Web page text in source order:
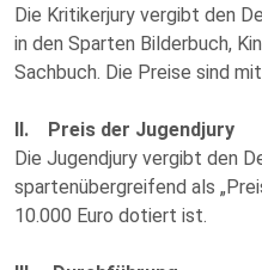
Die Kritikerjury vergibt den
in den Sparten Bilderbuch,
Sachbuch. Die Preise sind
II. Preis der Jugendjury
Die Jugendjury vergibt den
spartenübergreifend als
10.000 Euro dotiert ist.